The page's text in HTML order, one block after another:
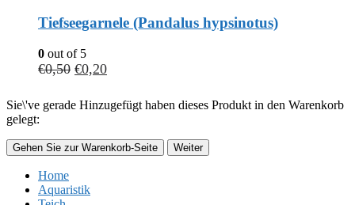
Tiefseegarnele (Pandalus hypsinotus)
0 out of 5
€0,50 €0,20
Sie\'ve gerade Hinzugefügt haben dieses Produkt in den Warenkorb
gelegt:
Gehen Sie zur Warenkorb-Seite Weiter
Home
Aquaristik